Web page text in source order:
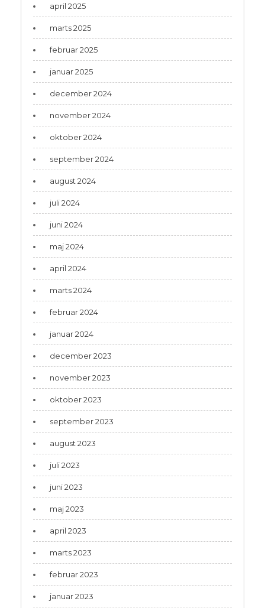
april 2025
marts 2025
februar 2025
januar 2025
december 2024
november 2024
oktober 2024
september 2024
august 2024
juli 2024
juni 2024
maj 2024
april 2024
marts 2024
februar 2024
januar 2024
december 2023
november 2023
oktober 2023
september 2023
august 2023
juli 2023
juni 2023
maj 2023
april 2023
marts 2023
februar 2023
januar 2023